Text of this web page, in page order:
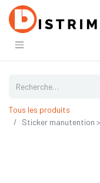
Tous les produits
Sticker manutention